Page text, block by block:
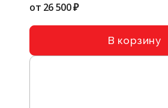
от 26 500 ₽
В корзину